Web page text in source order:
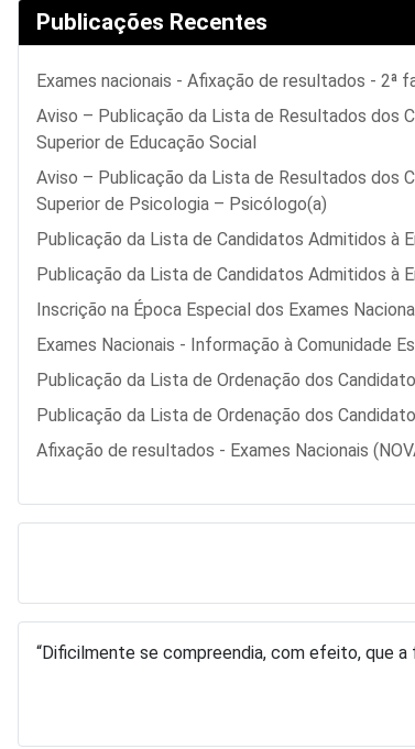
Publicações Recentes
Exames nacionais - Afixação de resultados - 2ª
Aviso – Publicação da Lista de Resultados dos
Superior de Educação Social
Aviso – Publicação da Lista de Resultados dos
Superior de Psicologia – Psicólogo(a)
Publicação da Lista de Candidatos Admitidos à
Publicação da Lista de Candidatos Admitidos à
Inscrição na Época Especial dos Exames
Exames Nacionais - Informação à Comunidade
Publicação da Lista de Ordenação dos
Publicação da Lista de Ordenação dos
Afixação de resultados - Exames Nacionais
“Dificilmente se compreendia, com efeito, que a